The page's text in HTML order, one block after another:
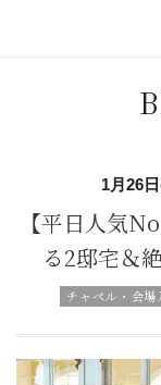
1月26
【平日人気
る2邸宅＆
チャペル・会場